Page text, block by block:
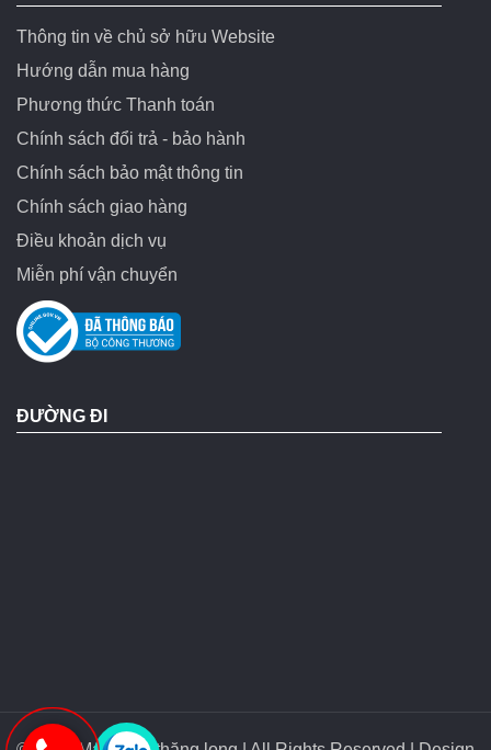
Thông tin về chủ sở hữu Website
Hướng dẫn mua hàng
Phương thức Thanh toán
Chính sách đổi trả - bảo hành
Chính sách bảo mật thông tin
Chính sách giao hàng
Điều khoản dịch vụ
Miễn phí vận chuyển
ĐƯỜNG ĐI